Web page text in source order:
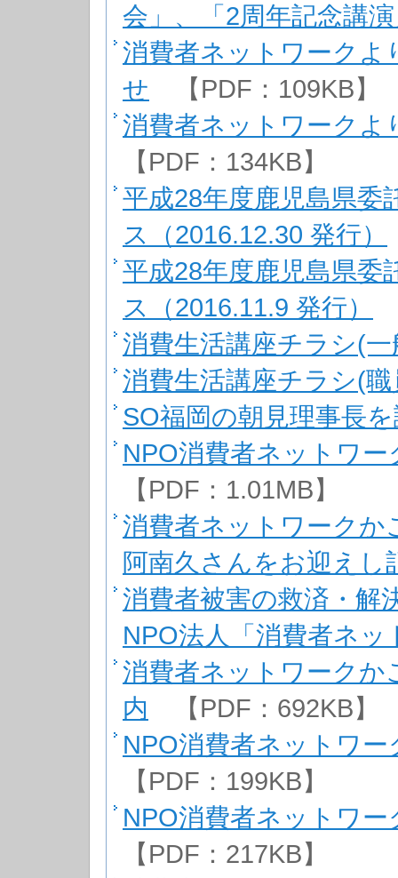
会」、「2周年記念講
消費者ネットワークよ
せ 【PDF：109KB】
消費者ネットワークよ
【PDF：134KB】
平成28年度鹿児島県委
ス（2016.12.30 発行）
平成28年度鹿児島県委
ス（2016.11.9 発行）
消費生活講座チラシ(一
消費生活講座チラシ(職
SO福岡の朝見理事長
NPO消費者ネットワ
【PDF：1.01MB】
消費者ネットワーク
阿南久さんをお迎えし
消費者被害の救済・
NPO法人「消費者ネ
消費者ネットワークか
内 【PDF：692KB】
NPO消費者ネットワ
【PDF：199KB】
NPO消費者ネットワ
【PDF：217KB】